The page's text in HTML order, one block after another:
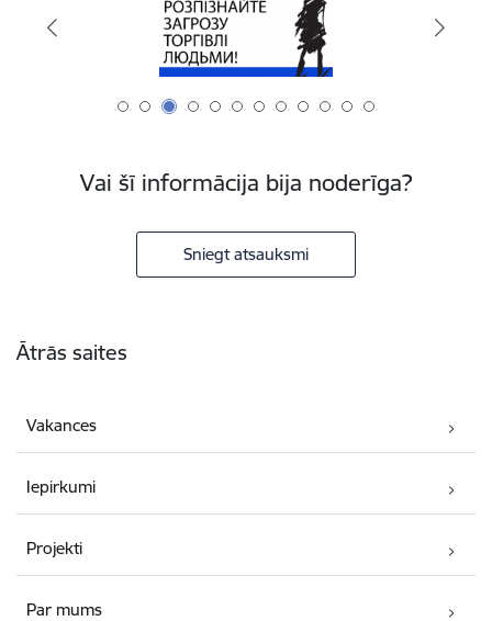
Vai šī informācija bija noderīga?
Sniegt atsauksmi
Ātrās saites
Vakances
Iepirkumi
Projekti
Par mums